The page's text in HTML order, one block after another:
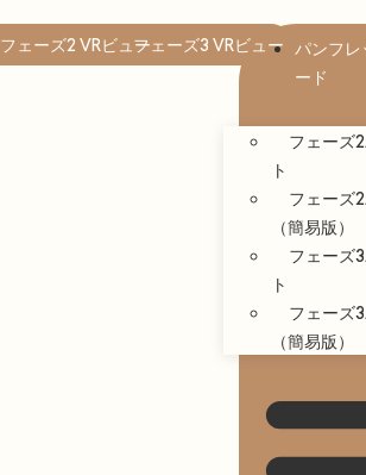
フェーズ2 VRビューフェーズ3 VRビュー パンフレ
ード
フェーズ
ト
フェーズ
（簡易版）
フェーズ
ト
フェーズ
（簡易版）